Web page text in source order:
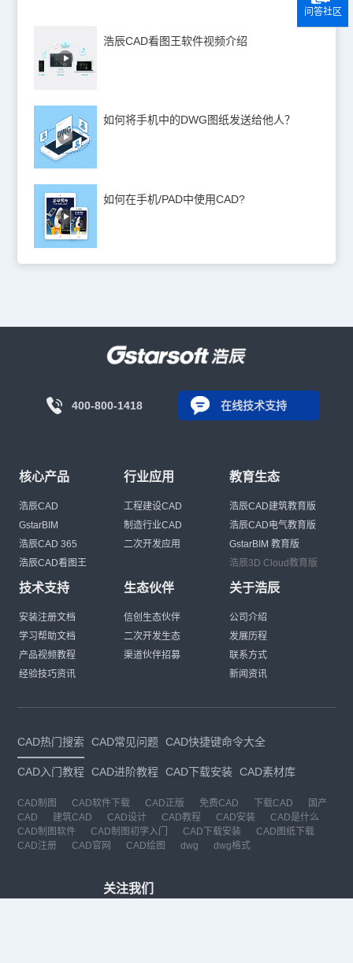
浩辰CAD看图王软件视频介绍
如何将手机中的DWG图纸发送给他人？
如何在手机/PAD中使用CAD?
400-800-1418 在线技术支持
核心产品
浩辰CAD
GstarBIM
浩辰CAD 365
浩辰CAD看图王
行业应用
工程建设CAD
制造行业CAD
二次开发应用
教育生态
浩辰CAD建筑教育版
浩辰CAD电气教育版
GstarBIM 教育版
浩辰3D Cloud教育版
技术支持
安装注册文档
学习帮助文档
产品视频教程
经验技巧资讯
生态伙伴
信创生态伙伴
二次开发生态
渠道伙伴招募
关于浩辰
公司介绍
发展历程
联系方式
新闻资讯
CAD热门搜索 CAD常见问题 CAD快捷键命令大全
CAD入门教程 CAD进阶教程 CAD下载安装 CAD素材库
CAD制图 CAD软件下载 CAD正版 免费CAD 下载CAD
国产
CAD
建筑CAD CAD设计 CAD教程 CAD安装
CAD是什么
CAD制图软件
CAD制图初学入门 CAD下载安装
CAD图纸下载
CAD注册
CAD官网 CAD绘图 dwg dwg格式
关注我们
问答社区